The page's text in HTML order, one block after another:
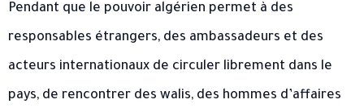
Pendant que le pouvoir algérien permet à des
responsables étrangers, des ambassadeurs et des
acteurs internationaux de circuler librement dans le
pays, de rencontrer des walis, des hommes d’affaires